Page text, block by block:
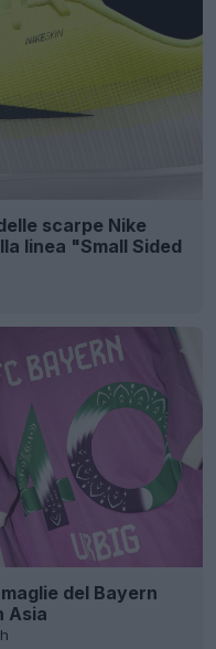
scarpe Nike
linea "Small Sided
del Bayern
Asia